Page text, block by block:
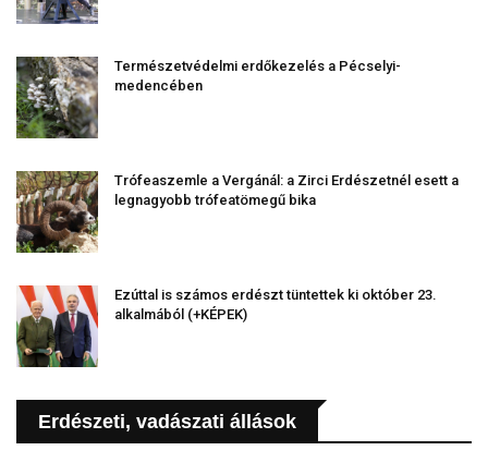
Természetvédelmi erdőkezelés a Pécselyi-
medencében
Trófeaszemle a Vergánál: a Zirci Erdészetnél esett a
legnagyobb trófeatömegű bika
Ezúttal is számos erdészt tüntettek ki október 23.
alkalmából (+KÉPEK)
Erdészeti, vadászati állások